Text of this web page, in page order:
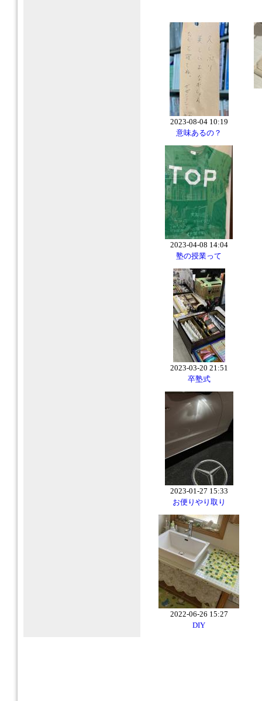
2023-08-04 10:19
意味あるの？
2023-04-08 14:04
塾の授業って
2023-03-20 21:51
卒塾式
2023-01-27 15:33
お便りやり取り
2022-06-26 15:27
DIY